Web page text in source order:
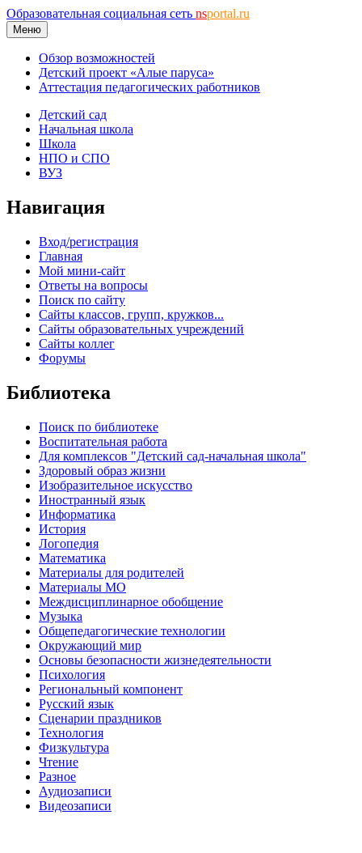
Образовательная социальная сеть nsportal.ru
Меню
Обзор возможностей
Детский проект «Алые паруса»
Аттестация педагогических работников
Детский сад
Начальная школа
Школа
НПО и СПО
ВУЗ
Навигация
Вход/регистрация
Главная
Мой мини-сайт
Ответы на вопросы
Поиск по сайту
Сайты классов, групп, кружков...
Сайты образовательных учреждений
Сайты коллег
Форумы
Библиотека
Поиск по библиотеке
Воспитательная работа
Для комплексов "Детский сад-начальная школа"
Здоровый образ жизни
Изобразительное искусство
Иностранный язык
Информатика
История
Логопедия
Математика
Материалы для родителей
Материалы МО
Междисциплинарное обобщение
Музыка
Общепедагогические технологии
Окружающий мир
Основы безопасности жизнедеятельности
Психология
Региональный компонент
Русский язык
Сценарии праздников
Технология
Физкультура
Чтение
Разное
Аудиозаписи
Видеозаписи